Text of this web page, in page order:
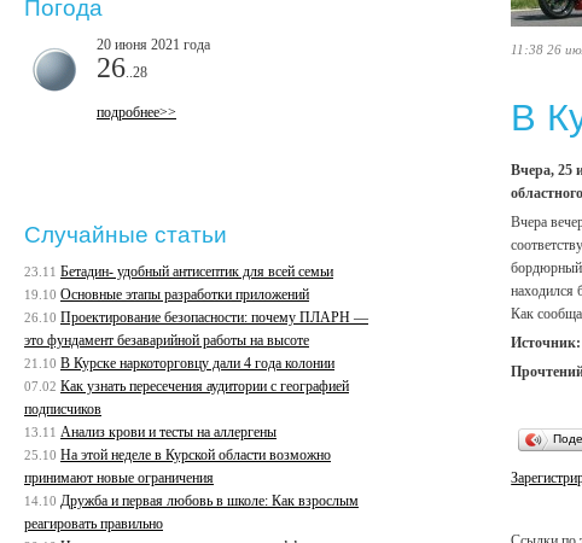
11:38 26
В
Вчера, 25
Вчера
бордюрный
находился
Как
Источник:
Погода
20 июня 2021 года
26 ..28
подробнее>>
Случайные статьи
23.11 Бетадин- удобный антисептик для всей семьи
19.10 Основные этапы разработки приложений
26.10 Проектирование безопасности: почему ПЛАРН —
это фундамент безаварийной работы на высоте
21.10 В Курске наркоторговцу дали 4 года колонии
07.02 Как узнать пересечения аудитории с географией
подписчиков
13.11 Анализ крови и тесты на аллергены
25.10 На этой неделе в Курской области возможно
принимают новые ограничения
14.10 Дружба и первая любовь в школе: Как взрослым
реагировать правильно